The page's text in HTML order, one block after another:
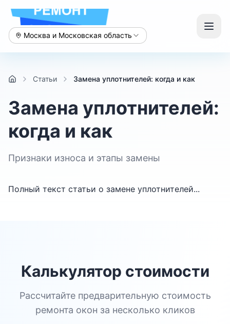
Москва и Московская область
Статьи Замена уплотнителей: когда и как
Замена уплотнителей:
когда и как
Признаки износа и этапы замены
Полный текст статьи о замене уплотнителей...
Калькулятор стоимости
Рассчитайте предварительную стоимость
ремонта окон за несколько кликов